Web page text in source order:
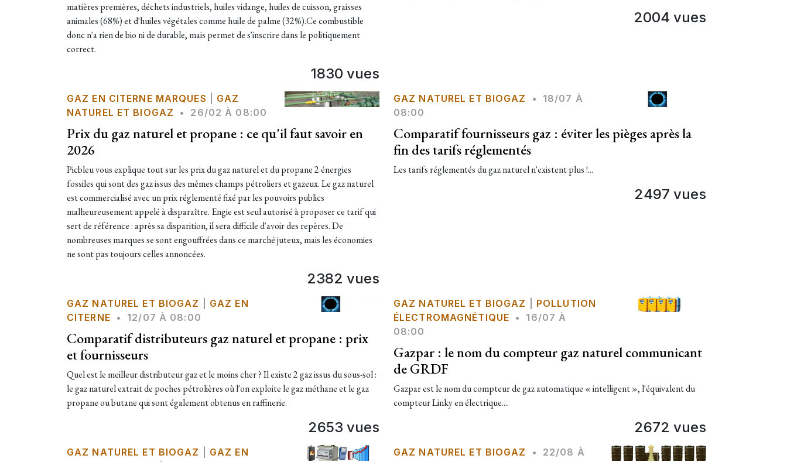
matières premières, déchets industriels, huiles vidange, huiles de cuisson, graisses
animales (68%) et d'huiles végétales comme huile de palme (32%).Ce combustible
donc n'a rien de bio ni de durable, mais permet de s'inscrire dans le politiquement
correct.
1830 vues
2004 vues
GAZ EN CITERNE MARQUES
GAZ
NATUREL ET BIOGAZ
• 26/02 À 08:00
Prix du gaz naturel et propane : ce qu'il faut savoir en
2026
Picbleu vous explique tout sur les prix du gaz naturel et du propane 2 énergies
fossiles qui sont des gaz issus des mêmes champs pétroliers et gazeux. Le gaz naturel
est commercialisé avec un prix réglementé fixé par les pouvoirs publics
malheureusement appelé à disparaître. Engie est seul autorisé à proposer ce tarif qui
sert de référence : après sa disparition, il sera difficile d'avoir des repères. De
nombreuses marques se sont engouffrées dans ce marché juteux, mais les économies
ne sont pas toujours celles annoncées.
2382 vues
GAZ NATUREL ET BIOGAZ •
18/07 À
08:00
Comparatif fournisseurs gaz : éviter les pièges après la
fin des tarifs réglementés
Les tarifs réglementés du gaz naturel n'existent plus !...
2497 vues
GAZ NATUREL ET BIOGAZ
GAZ EN
CITERNE • 12/07 À 08:00
Comparatif distributeurs gaz naturel et propane : prix
et fournisseurs
Quel est le meilleur distributeur gaz et le moins cher ? Il existe 2 gaz issus du sous-sol :
le gaz naturel extrait de poches pétrolières où l'on exploite le gaz méthane et le gaz
propane ou butane qui sont également obtenus en raffinerie.
2653 vues
GAZ NATUREL ET BIOGAZ
POLLUTION
ÉLECTROMAGNÉTIQUE •
16/07 À
08:00
Gazpar : le nom du compteur gaz naturel communicant
de GRDF
Gazpar est le nom du compteur de gaz automatique « intelligent », l'équivalent du
compteur Linky en électrique....
2672 vues
GAZ NATUREL ET BIOGAZ
GAZ EN
GAZ NATUREL ET BIOGAZ •
22/08 À